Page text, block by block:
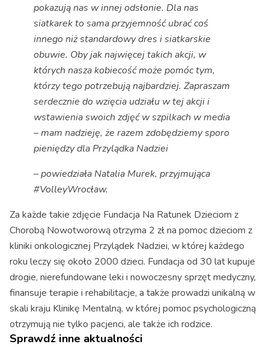
pokazują nas w innej odsłonie. Dla nas
siatkarek to sama przyjemność ubrać coś
innego niż standardowy dres i siatkarskie
obuwie. Oby jak najwięcej takich akcji, w
których nasza kobiecość może pomóc tym,
którzy tego potrzebują najbardziej. Zapraszam
serdecznie do wzięcia udziału w tej akcji i
wstawienia swoich zdjęć w szpilkach w media
– mam nadzieję, że razem zdobędziemy sporo
pieniędzy dla Przylądka Nadziei
– powiedziała Natalia Murek, przyjmująca
#VolleyWrocław.
Za każde takie zdjęcie Fundacja Na Ratunek Dzieciom z
Chorobą Nowotworową otrzyma 2 zł na pomoc dzieciom z
kliniki onkologicznej Przylądek Nadziei, w której każdego
roku leczy się około 2000 dzieci. Fundacja od 30 lat kupuje
drogie, nierefundowane leki i nowoczesny sprzęt medyczny,
finansuje terapie i rehabilitacje, a także prowadzi unikalną w
skali kraju Klinikę Mentalną, w której pomoc psychologiczną
otrzymują nie tylko pacjenci, ale także ich rodzice.
Sprawdź inne aktualności